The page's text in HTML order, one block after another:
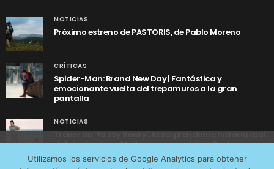
NOTICIAS
Próximo estreno de PASTORIS, de Pablo Moreno
CRÍTICAS
Spider-Man: Brand New Day | Fantástica y
emocionante vuelta del trepamuros a la gran
pantalla
NOTICIAS
Tráiler de ‘Yo soy Rocky’, la sorprendente historia real
detrás de cómo Stallone se convirtió en Rocky
Utilizamos los servicios de Google Analytics para obtener
tráfico web que recibimos y conocer los servicios que